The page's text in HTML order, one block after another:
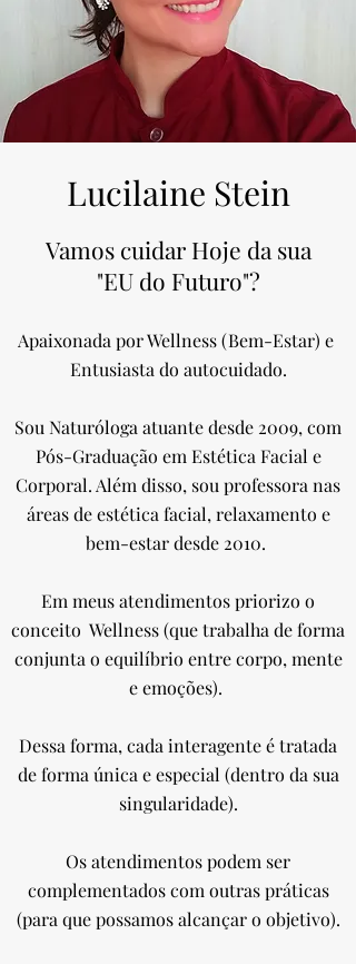
Lucilaine Stein
Vamos cuidar Hoje da sua
"EU do Futuro"?
Apaixonada por Wellness (Bem-Estar) e
Entusiasta do autocuidado.
Sou Naturóloga atuantedesde 2009, com
Pós-Graduação em Estética Facial e
Corporal. Além disso, sou professora nas
áreas de estética facial, relaxamento e
bem-estar desde 2010.
Em meus atendimentos priorizo o
conceito Wellness (que trabalha de forma
conjunta o equilíbrio entre corpo, mente
e emoções).
Dessa forma, cada interagente é tratada
de forma única e especial (dentro da sua
singularidade).
Os atendimentos podem ser
complementados com outras práticas
(para que possamos alcançar o objetivo).